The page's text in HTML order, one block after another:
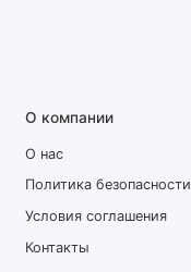
О компании
О нас
Политика безопасности
Условия соглашения
Контакты